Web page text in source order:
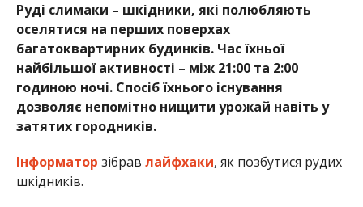
Руді слимаки – шкідники, які полюбляють
оселятися на перших поверхах
багатоквартирних будинків. Час їхньої
найбільшої активності – між 21:00 та 2:00
годиною ночі. Спосіб їхнього існування
дозволяє непомітно нищити урожай навіть у
затятих городників.
Інформатор зібрав лайфхаки, як позбутися рудих
шкідників.